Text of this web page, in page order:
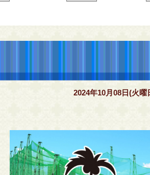
2024年10月08日(火曜